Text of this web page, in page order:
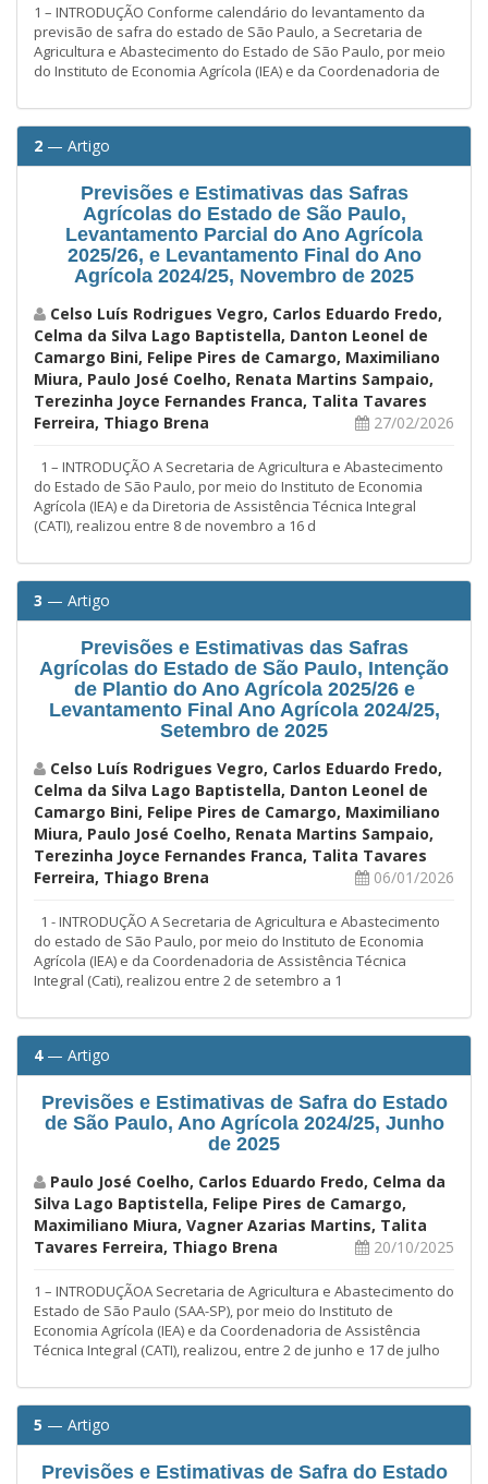
1 – INTRODUÇÃO Conforme calendário do levantamento da
previsão de safra do estado de São Paulo, a Secretaria de
Agricultura e Abastecimento do Estado de São Paulo, por meio
do Instituto de Economia Agrícola (IEA) e da Coordenadoria de
2 — Artigo
Previsões e Estimativas das Safras
Agrícolas do Estado de São Paulo,
Levantamento Parcial do Ano Agrícola
2025/26, e Levantamento Final do Ano
Agrícola 2024/25, Novembro de 2025
Celso Luís Rodrigues Vegro, Carlos Eduardo Fredo,
Celma da Silva Lago Baptistella, Danton Leonel de
Camargo Bini, Felipe Pires de Camargo, Maximiliano
Miura, Paulo José Coelho, Renata Martins Sampaio,
Terezinha Joyce Fernandes Franca, Talita Tavares
Ferreira, Thiago Brena
27/02/2026
1 – INTRODUÇÃO A Secretaria de Agricultura e Abastecimento
do Estado de São Paulo, por meio do Instituto de Economia
Agrícola (IEA) e da Diretoria de Assistência Técnica Integral
(CATI), realizou entre 8 de novembro a 16 d
3 — Artigo
Previsões e Estimativas das Safras
Agrícolas do Estado de São Paulo, Intenção
de Plantio do Ano Agrícola 2025/26 e
Levantamento Final Ano Agrícola 2024/25,
Setembro de 2025
Celso Luís Rodrigues Vegro, Carlos Eduardo Fredo,
Celma da Silva Lago Baptistella, Danton Leonel de
Camargo Bini, Felipe Pires de Camargo, Maximiliano
Miura, Paulo José Coelho, Renata Martins Sampaio,
Terezinha Joyce Fernandes Franca, Talita Tavares
Ferreira, Thiago Brena
06/01/2026
1 - INTRODUÇÃO A Secretaria de Agricultura e Abastecimento
do estado de São Paulo, por meio do Instituto de Economia
Agrícola (IEA) e da Coordenadoria de Assistência Técnica
Integral (Cati), realizou entre 2 de setembro a 1
4— Artigo
Previsões e Estimativas de Safra do Estado
de São Paulo, Ano Agrícola 2024/25, Junho
de 2025
Paulo José Coelho, Carlos Eduardo Fredo, Celma da
Silva Lago Baptistella, Felipe Pires de Camargo,
Maximiliano Miura, Vagner Azarias Martins, Talita
Tavares Ferreira, Thiago Brena
20/10/2025
1 – INTRODUÇÃOA Secretaria de Agricultura e Abastecimento do
Estado de São Paulo (SAA-SP), por meio do Instituto de
Economia Agrícola (IEA) e da Coordenadoria de Assistência
Técnica Integral (CATI), realizou, entre 2 de junho e 17 de julho
5 — Artigo
Previsões e Estimativas de Safra do Estado